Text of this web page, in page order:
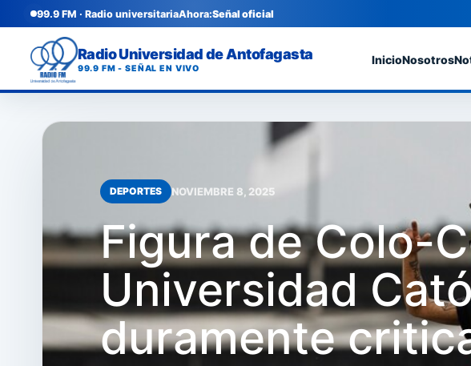
99.9 FM · Radio universitariaAhora:Señal oficial
Radio Universidad de Antofagasta
99.9 FM - SEÑAL EN VIVO
InicioNosotros
DEPORTES NOVIEMBRE 8, 2025
Figura de Colo-
Universidad
duramente